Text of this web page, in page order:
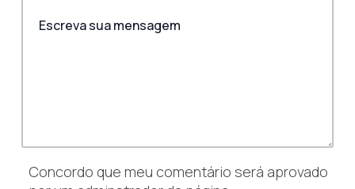
Concordo que meu comentário será aprovado